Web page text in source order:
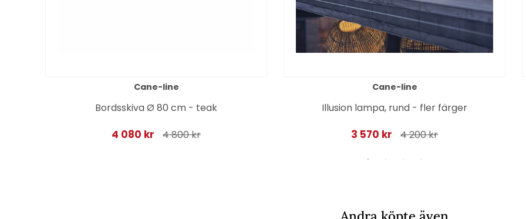
Cane-line
Bordsskiva Ø 80 cm - teak
4 080 kr 4 800 kr
Cane-line
Illusion lampa, rund - fler färger
3 570 kr 4 200 kr